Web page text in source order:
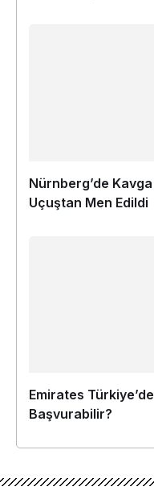
Nürnberg’de Kavga
Uçuştan Men Edildi
Emirates
Başvurabilir?